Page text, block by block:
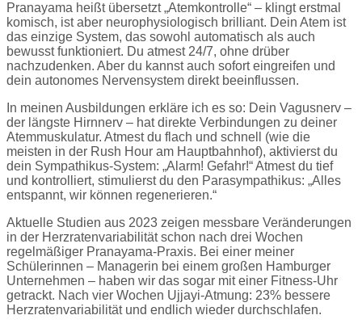
Pranayama heißt übersetzt „Atemkontrolle“ – klingt erstmal
komisch, ist aber neurophysiologisch brilliant. Dein Atem ist
das einzige System, das sowohl automatisch als auch
bewusst funktioniert. Du atmest 24/7, ohne drüber
nachzudenken. Aber du kannst auch sofort eingreifen und
dein autonomes Nervensystem direkt beeinflussen.
In meinen Ausbildungen erkläre ich es so: Dein Vagusnerv –
der längste Hirnnerv – hat direkte Verbindungen zu deiner
Atemmuskulatur. Atmest du flach und schnell (wie die
meisten in der Rush Hour am Hauptbahnhof), aktivierst du
dein Sympathikus-System: „Alarm! Gefahr!“ Atmest du tief
und kontrolliert, stimulierst du den Parasympathikus: „Alles
entspannt, wir können regenerieren.“
Aktuelle Studien aus 2023 zeigen messbare Veränderungen
in der Herzratenvariabilität schon nach drei Wochen
regelmäßiger Pranayama-Praxis. Bei einer meiner
Schülerinnen – Managerin bei einem großen Hamburger
Unternehmen – haben wir das sogar mit einer Fitness-Uhr
getrackt. Nach vier Wochen Ujjayi-Atmung: 23% bessere
Herzratenvariabilität und endlich wieder durchschlafen.